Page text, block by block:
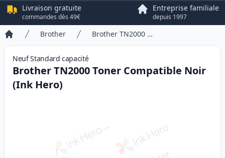
Livraison gratuite
commandes dès 49€
Entreprise familiale
depuis 1997
Accueil
Brother Brother TN2000 Toner Compatible Noir (Ink Hero)
NeufStandard capacité
Brother TN2000 Toner Compatible Noir
(Ink Hero)